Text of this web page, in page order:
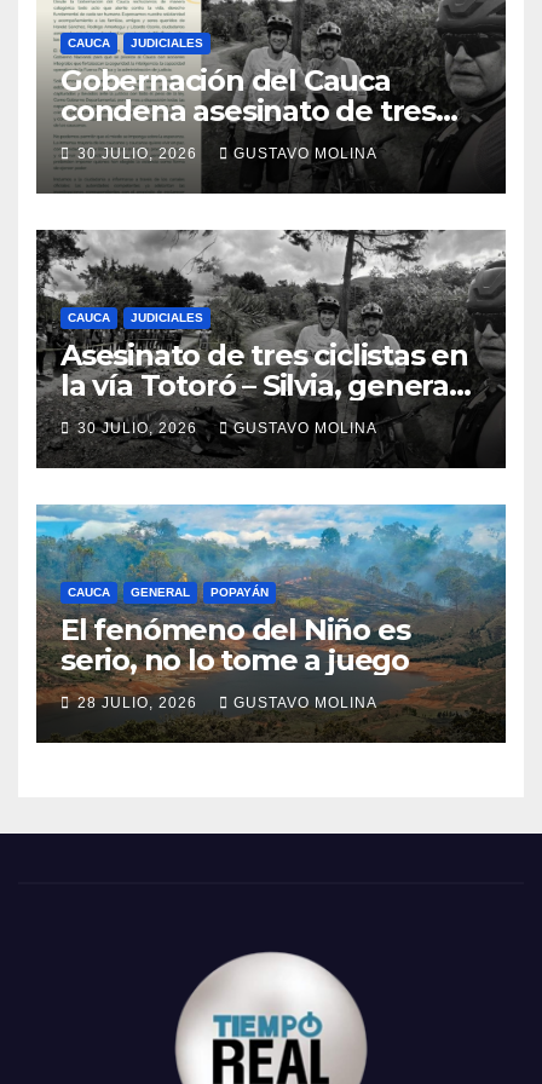
CAUCA JUDICIALES
Gobernación del Cauca
condena asesinato de tres
ciudadanos y exige medidas
urgentes al Gobierno
Nacional
30 JULIO, 2026 GUSTAVO MOLINA
CAUCA JUDICIALES
Asesinato de tres ciclistas en
la vía Totoró – Silvia, genera
consternación en el Cauca
30 JULIO, 2026 GUSTAVO MOLINA
CAUCA GENERAL POPAYÁN
El fenómeno del Niño es
serio, no lo tome a juego
28 JULIO, 2026 GUSTAVO MOLINA